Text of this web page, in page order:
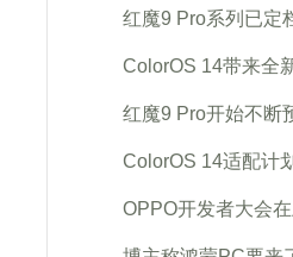
红魔9 Pro系列已定
ColorOS 14带来全
红魔9 Pro开始不断
ColorOS 14适配计
OPPO开发者大会